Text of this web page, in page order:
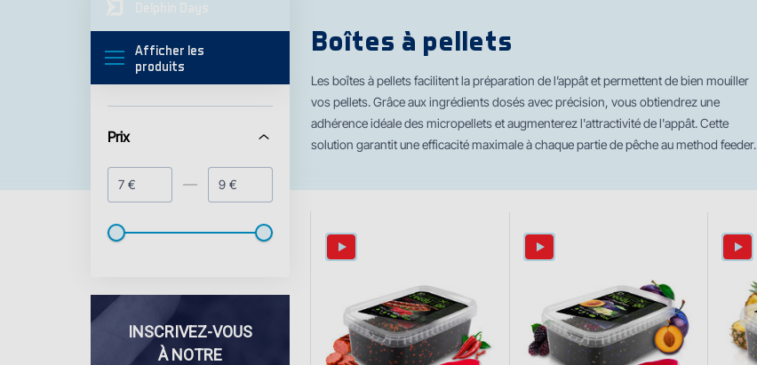
Afficher les
produits
Prix
€ €
INSCRIVEZ-VOUS
À NOTRE
Boîtes à pellets
Les boîtes à pellets facilitent la préparation de l’appât et permettent de bien mouiller
vos pellets. Grâce aux ingrédients dosés avec précision, vous obtiendrez une
adhérence idéale des micropellets et augmenterez l'attractivité de l'appât. Cette
solution garantit une efficacité maximale à chaque partie de pêche au method feeder.